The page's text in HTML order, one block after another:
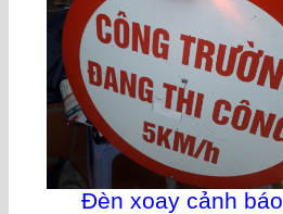
Đèn xoay cảnh báo